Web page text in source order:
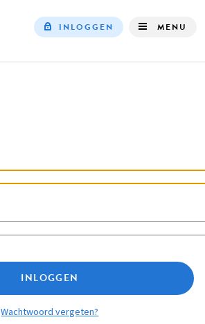
INLOGGEN MENU
INLOGGEN
Wachtwoord vergeten?